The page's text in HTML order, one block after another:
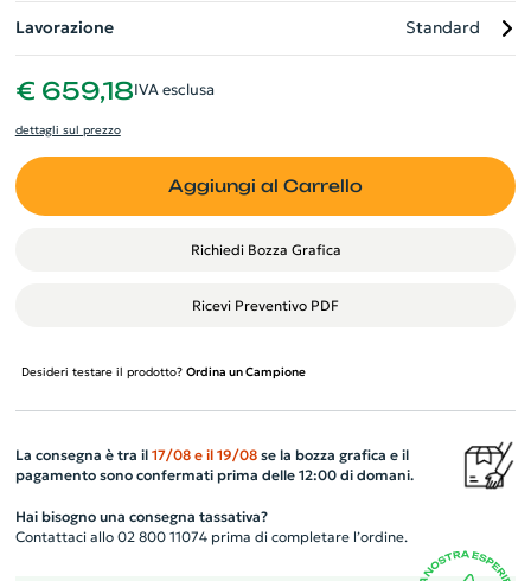
Lavorazione Standard
€ 659,18IVA esclusa
dettagli sul prezzo
Aggiungi al Carrello
Richiedi Bozza Grafica
Ricevi Preventivo PDF
Desideri testare il prodotto? Ordina un Campione
La consegna è tra il 17/08 e il 19/08se la bozza grafica e il
pagamento sono confermati prima delle 12:00 di domani.
Hai bisogno una consegna tassativa?
Contattaci allo 02 800 11074 prima di completare l’ordine.